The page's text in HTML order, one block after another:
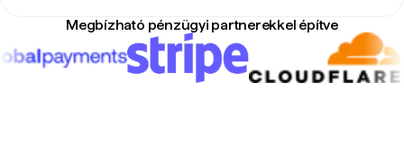
Megbízható pénzügyi partnerekkel építve